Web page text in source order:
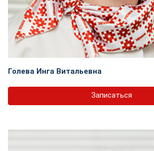
Голева Инга Витальевна
Записаться